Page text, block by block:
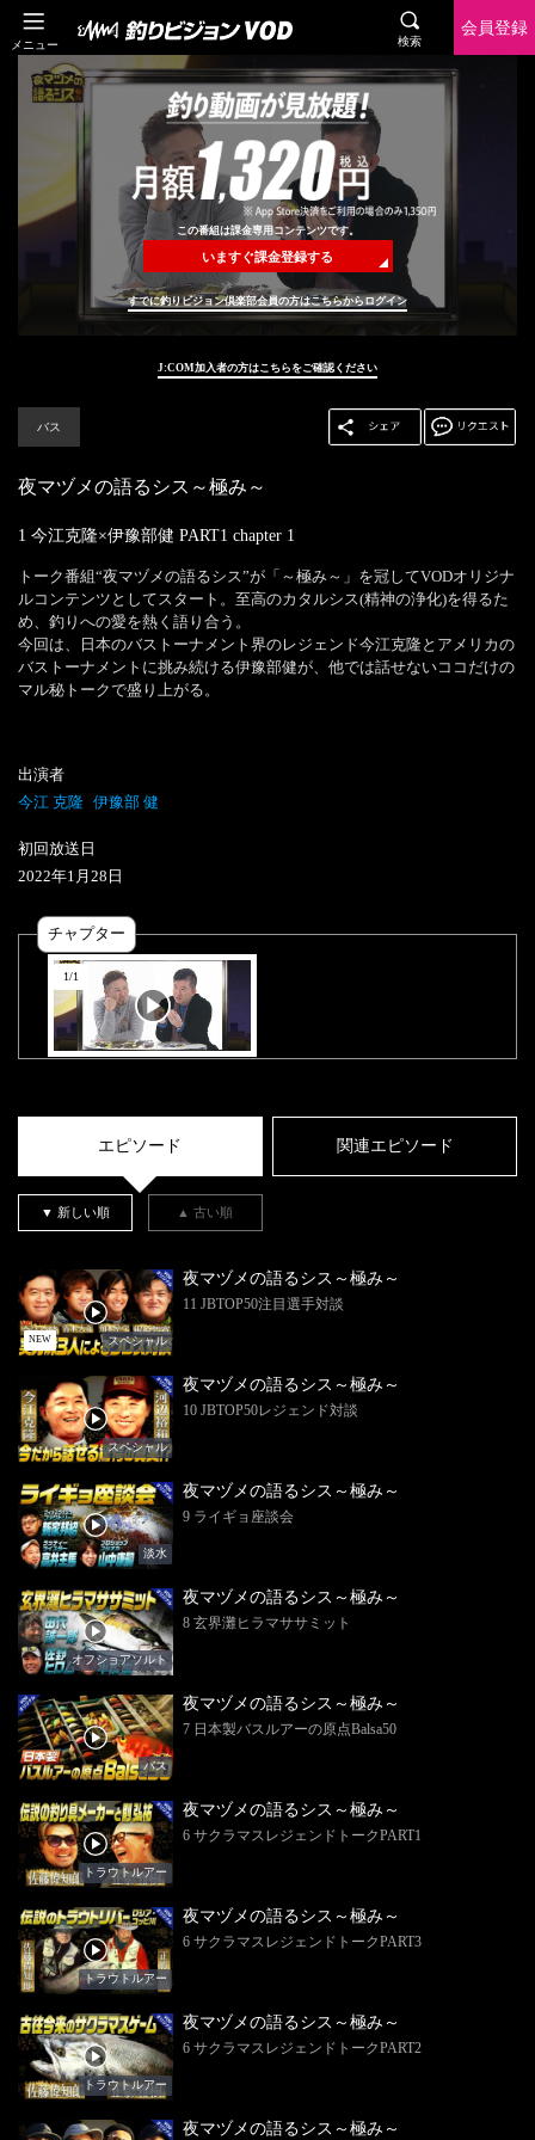
メニュー 検索
会員登録
この番組は課金専用コンテンツです。
いますぐ課金登録する
すでに釣りビジョン倶楽部会員の方はこちらからログイン
J:COM加入者の方はこちらをご確認ください
バス
夜マヅメの語るシス～極み～
1 今江克隆×伊豫部健 PART1 chapter 1
トーク番組“夜マヅメの語るシス”が「～極み～」を冠してVODオリジナ
ルコンテンツとしてスタート。至高のカタルシス(精神の浄化)を得るた
め、釣りへの愛を熱く語り合う。
今回は、日本のバストーナメント界のレジェンド今江克隆とアメリカの
バストーナメントに挑み続ける伊豫部健が、他では話せないココだけの
マル秘トークで盛り上がる。
出演者
今江 克隆 伊豫部 健
初回放送日
2022年1 月 28 日
チャプター
1/1
エピソード 関連エピソード
▼ 新しい順 ▲ 古い順
NEW スペシャル
夜マヅメの語るシス～極み～
11 JBTOP50注目選手対談
スペシャル
夜マヅメの語るシス～極み～
10 JBTOP50レジェンド対談
淡水
夜マヅメの語るシス～極み～
9 ライギョ座談会
オフショアソルト
夜マヅメの語るシス～極み～
8 玄界灘ヒラマササミット
バス
夜マヅメの語るシス～極み～
7 日本製バスルアーの原点Balsa50
トラウトルアー
夜マヅメの語るシス～極み～
6 サクラマスレジェンドトークPART1
トラウトルアー
夜マヅメの語るシス～極み～
6 サクラマスレジェンドトークPART3
トラウトルアー
夜マヅメの語るシス～極み～
6 サクラマスレジェンドトークPART2
夜マヅメの語るシス～極み～